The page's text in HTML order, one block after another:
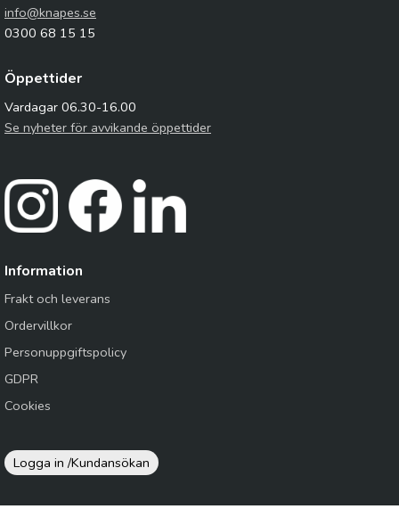
info@knapes.se
0300 68 15 15
Öppettider
Vardagar 06.30-16.00
Se nyheter för avvikande öppettider
Information
Frakt och leverans
Ordervillkor
Personuppgiftspolicy
GDPR
Cookies
Logga in /Kundansökan